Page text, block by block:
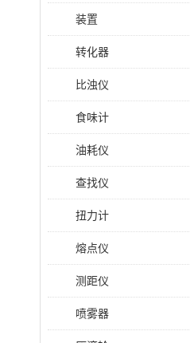
装置
转化器
比浊仪
食味计
油耗仪
查找仪
扭力计
熔点仪
测距仪
喷雾器